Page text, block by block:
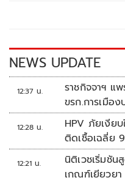
k k
NEWS UPDATE
12:37 น.
ราชกิจจาฯ แ
ขรก.การเมือง
12:28 น.
HPV ภัยเงีย
ติดเชื้อเฉลี่ย
12:21 น.
นิติเวชเริ่มชัน
เกณฑ์เยียวยา